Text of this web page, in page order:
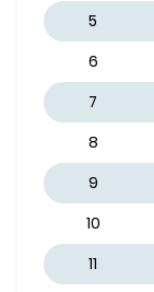
5
6
7
8
9
10
11